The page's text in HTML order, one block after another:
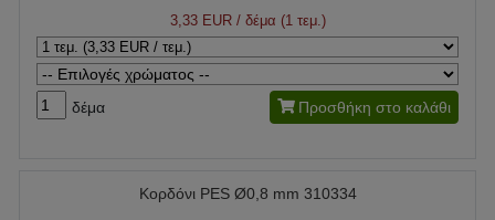
3,33 EUR/ δέμα (1 τεμ.)
δέμα Προσθήκη στο καλάθι
Κορδόνι PES Ø0,8 mm 310334